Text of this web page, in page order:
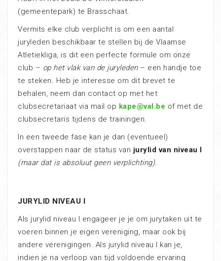
(gemeentepark) te Brasschaat.
Vermits elke club verplicht is om een aantal
juryleden beschikbaar te stellen bij de Vlaamse
Atletiekliga, is dit een perfecte formule om onze
club – op het vlak van de juryleden– een handje toe
te steken. Heb je interesse om dit brevet te
behalen, neem dan contact op met het
clubsecretariaat via mail op kape@val.be of met de
clubsecretaris tijdens de trainingen.
In een tweede fase kan je dan (eventueel)
overstappen naar de status van jurylid van niveau I
(maar dat is absoluut geen verplichting).
JURYLID NIVEAU I
Als jurylid niveau I engageer je je om jurytaken uit te
voeren binnen je eigen vereniging, maar ook bij
andere verenigingen. Als jurylid niveau I kan je,
indien je na verloop van tijd voldoende ervaring